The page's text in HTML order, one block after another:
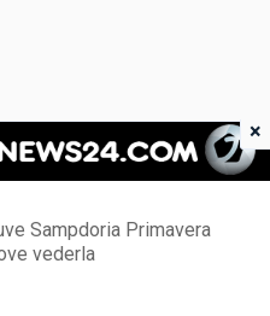
News 24
Sampdoria Primavera
vederla
×